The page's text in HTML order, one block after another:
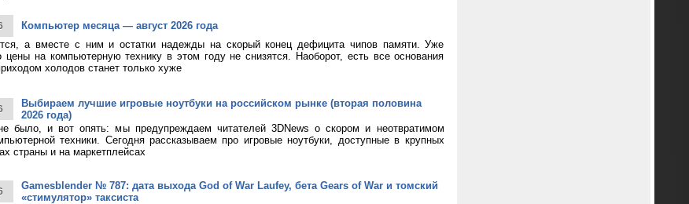
Компьютер месяца — август 2026 года
а вместе с ним и остатки надежды на скорый конец дефицита чипов памяти. Уже
цены на компьютерную технику в этом году не снизятся. Наоборот, есть все основания
холодов станет только хуже
Выбираем лучшие игровые ноутбуки на российском рынке (вторая половина
2026 года)
не было, и вот опять: мы предупреждаем читателей 3DNews о скором и неотвратимом
техники. Сегодня рассказываем про игровые ноутбуки, доступные в крупных
страны и на маркетплейсах
Gamesblender № 787: дата выхода God of War Laufey, бета Gears of War и томский
«стимулятор» таксиста